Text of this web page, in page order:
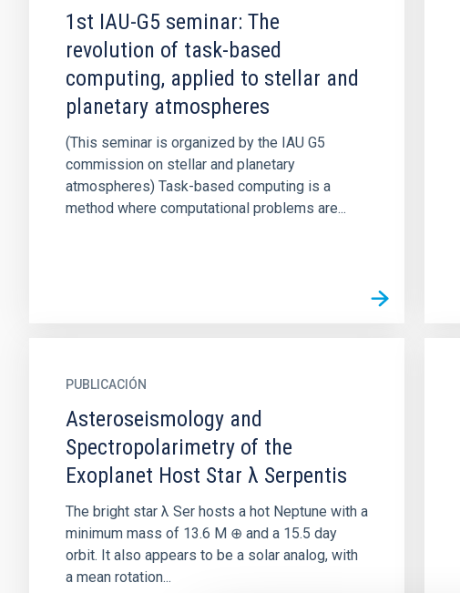
1st IAU-G5 seminar: The
revolution of task-based
computing, applied to stellar and
planetary atmospheres
(This seminar is organized by the IAU G5
commission on stellar and planetary
atmospheres) Task-based computing is a
method where computational problems are...
PUBLICACIÓN
Asteroseismology and
Spectropolarimetry of the
Exoplanet Host Star λ Serpentis
The bright star λ Ser hosts a hot Neptune with a
minimum mass of 13.6 M ⊕ and a 15.5 day
orbit. It also appears to be a solar analog, with
a mean rotation...